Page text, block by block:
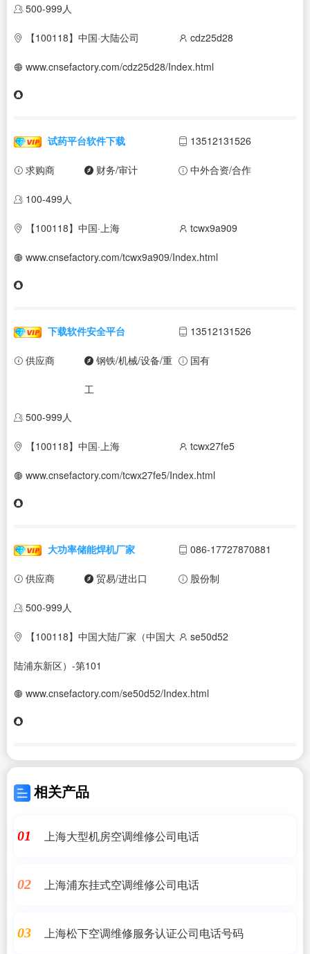
500-999人
【100118】中国·大陆公司 cdz25d28
www.cnsefactory.com/cdz25d28/Index.html
试药平台软件下载 13512131526
求购商 财务/审计 中外合资/合作
100-499人
【100118】中国·上海 tcwx9a909
www.cnsefactory.com/tcwx9a909/Index.html
下载软件安全平台 13512131526
供应商 钢铁/机械/设备/重
工
国有
500-999人
【100118】中国·上海 tcwx27fe5
www.cnsefactory.com/tcwx27fe5/Index.html
大功率储能焊机厂家 086-17727870881
供应商 贸易/进出口 股份制
500-999人
【100118】中国大陆厂家（中国大
陆浦东新区）-第101
se50d52
www.cnsefactory.com/se50d52/Index.html
相关产品
01 上海大型机房空调维修公司电话
02 上海浦东挂式空调维修公司电话
03 上海松下空调维修服务认证公司电话号码